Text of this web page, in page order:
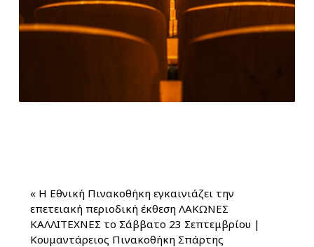
« Η Εθνική Πινακοθήκη εγκαινιάζει την
επετειακή περιοδική έκθεση ΛΑΚΩΝΕΣ
ΚΑΛΛΙΤΕΧΝΕΣ το Σάββατο 23 Σεπτεμβρίου |
Κουμαντάρειος Πινακοθήκη Σπάρτης